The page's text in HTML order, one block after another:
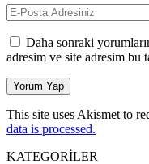
Daha sonraki
adresim ve site adresim bu
This site uses Akismet to
data is processed.
KATEGORİLER